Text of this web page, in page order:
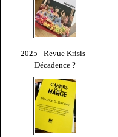
2025 - Revue Krisis -
Décadence ?